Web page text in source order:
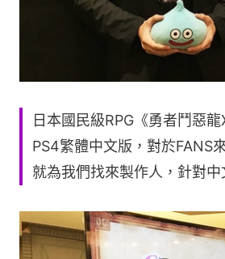
日本國民級RPG《勇者鬥惡
PS4繁體中文版，對於FANS
就為我們找來製作人，針對中